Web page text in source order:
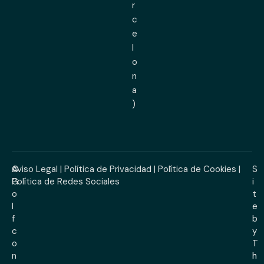
r
c
e
l
o
n
a
)
©
G
o
l
f
c
o
n
Aviso Legal | Política de Privacidad | Política de Cookies |
Política de Redes Sociales
S
i
t
e
b
y
T
h